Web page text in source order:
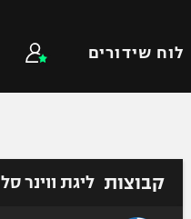
לוח שידורים
טניס
קבוצות ליגת ווינר סל